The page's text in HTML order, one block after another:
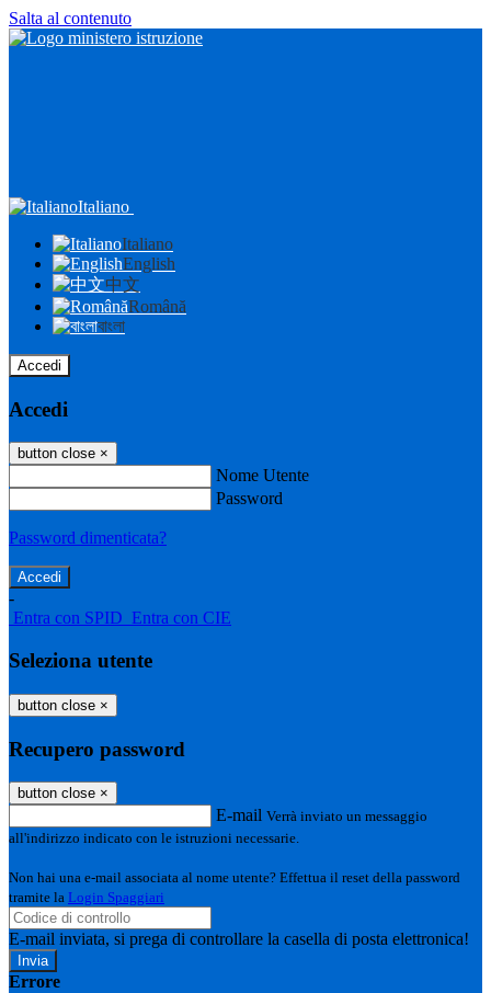
Salta al contenuto
Italiano
Italiano
English
中文
Română
বাংলা
Accedi
Accedi
button close ×
Nome Utente
Password
Password dimenticata?
-
Entra con SPID Entra con CIE
Seleziona utente
button close ×
Recupero password
button close ×
E-mail Verrà inviato un messaggio
all'indirizzo indicato con le istruzioni necessarie.
Non hai una e-mail associata al nome utente? Effettua il reset della password
tramite la Login Spaggiari
E-mail inviata, si prega di controllare la casella di posta elettronica!
Errore